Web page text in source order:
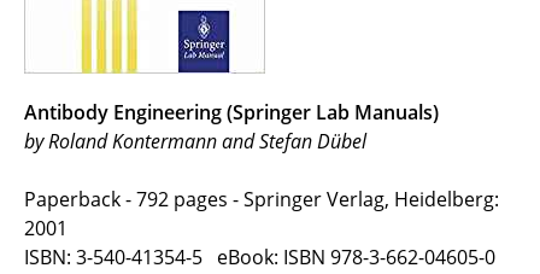
Antibody Engineering (Springer Lab Manuals)
by Roland Kontermann and Stefan Dübel
Paperback - 792 pages - Springer Verlag, Heidelberg:
2001
ISBN: 3-540-41354-5 eBook: ISBN 978-3-662-04605-0